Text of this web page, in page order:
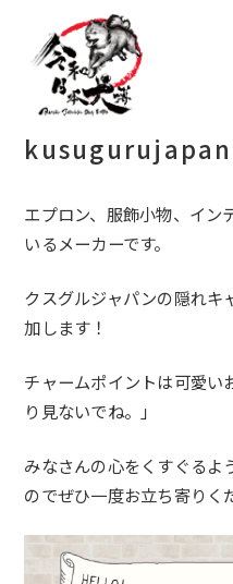
kusugurujapan
エプロン、服飾小物、イン
いるメーカーです。
クスグルジャパンの隠れ
加します！
チャームポイントは可愛い
り見ないでね。」
みなさんの心をくすぐるよ
のでぜひ一度お立ち寄りく